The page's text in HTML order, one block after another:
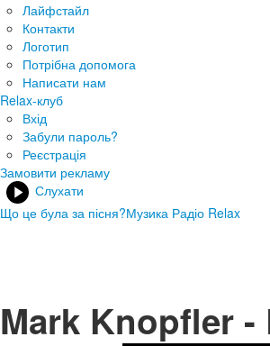
Лайфстайл
Контакти
Логотип
Потрібна допомога
Написати нам
Relax-клуб
Вхід
Забули пароль?
Реєстрація
Замовити рекламу
Слухати
Що це була за пісня?Музика Радіо Relax
Mark Knopfler -